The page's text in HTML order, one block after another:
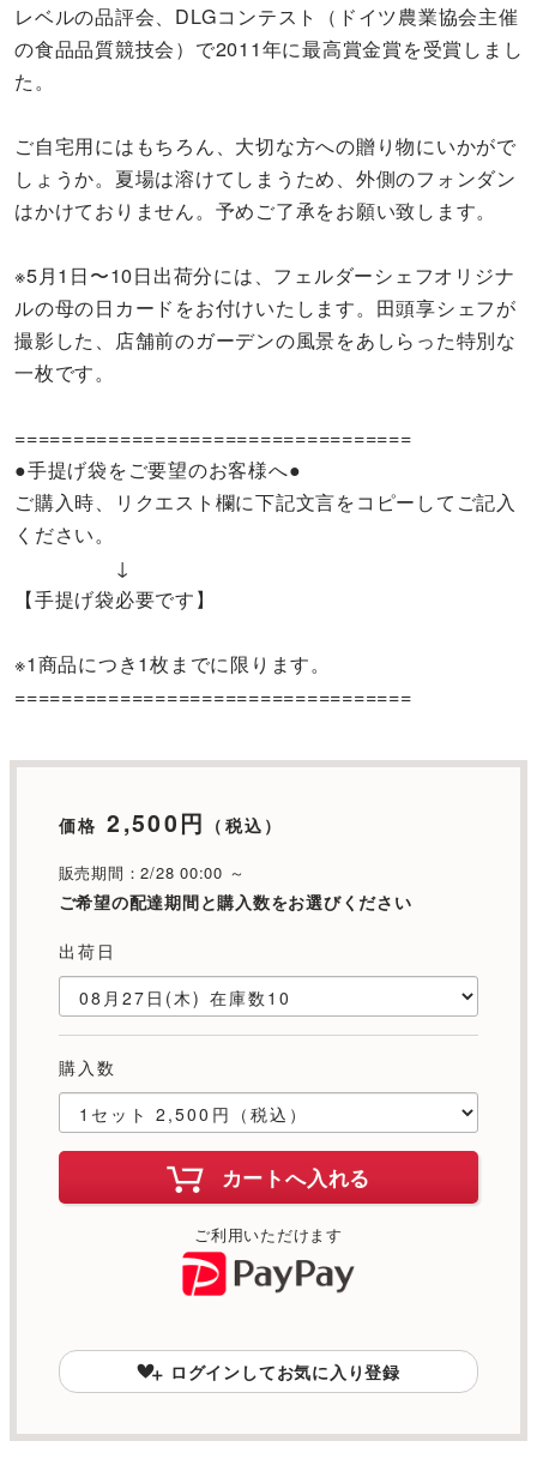
レベルの品評会、DLGコンテスト（ドイツ農業協会主催
の食品品質競技会）で2011年に最高賞金賞を受賞しまし
た。
ご自宅用にはもちろん、大切な方への贈り物にいかがで
しょうか。夏場は溶けてしまうため、外側のフォンダン
はかけておりません。予めご了承をお願い致します。
※5月1日〜10日出荷分には、フェルダーシェフオリジナ
ルの母の日カードをお付けいたします。田頭享シェフが
撮影した、店舗前のガーデンの風景をあしらった特別な
一枚です。
==================================
●手提げ袋をご要望のお客様へ●
ご購入時、リクエスト欄に下記文言をコピーしてご記入
ください。
↓
【手提げ袋必要です】
※1商品につき1枚までに限ります。
==================================
価格 2,500円 （税込）
販売期間：2/28 00:00 ～
ご希望の配達期間と購入数をお選びください
出荷日
購入数
カートへ入れる
ご利用いただけます
ログインしてお気に入り登録